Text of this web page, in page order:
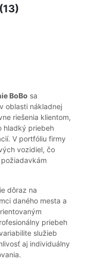
(13)
BoBo sa
oblasti nákladnej
riešenia klientom,
hladký priebeh
V portfóliu firmy
vozidiel, čo
dôraz na
daného mesta a
priebeh
služieb
aj individuálny